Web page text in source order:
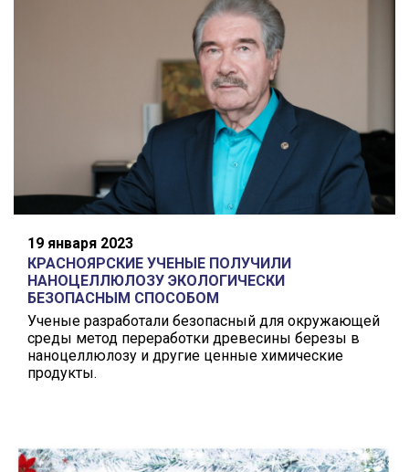
19 января 2023
КРАСНОЯРСКИЕ УЧЕНЫЕ ПОЛУЧИЛИ
НАНОЦЕЛЛЮЛОЗУ ЭКОЛОГИЧЕСКИ
БЕЗОПАСНЫМ СПОСОБОМ
Ученые разработали безопасный для окружающей
среды метод переработки древесины березы в
наноцеллюлозу и другие ценные химические
продукты.